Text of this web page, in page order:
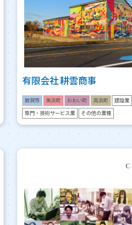
有限会社 耕雲商事
敦賀市 美浜町 おおい町 高浜町 建設業
専門・技術サービス業 その他の業種